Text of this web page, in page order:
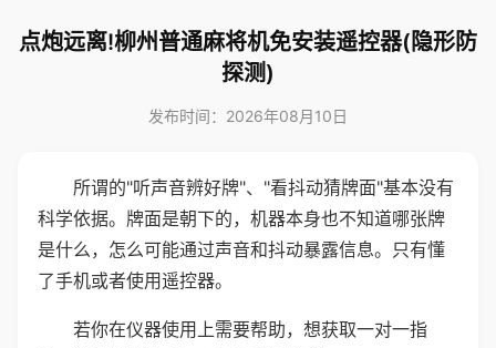
点炮远离!柳州普通麻将机免安装遥控器(隐形防
探测)
发布时间：2026年08月10日
所谓的"听声音辨好牌"、"看抖动猜牌面"基本没有
科学依据。牌面是朝下的，机器本身也不知道哪张牌
是什么，怎么可能通过声音和抖动暴露信息。只有懂
了手机或者使用遥控器。
若你在仪器使用上需要帮助，想获取一对一指